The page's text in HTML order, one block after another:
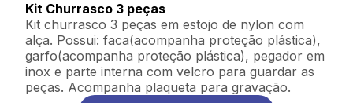
Kit Churrasco 3 peças
Kit churrasco 3 peças em estojo de nylon com
alça. Possui: faca(acompanha proteção plástica),
garfo(acompanha proteção plástica), pegador em
inox e parte interna com velcro para guardar as
peças. Acompanha plaqueta para gravação.